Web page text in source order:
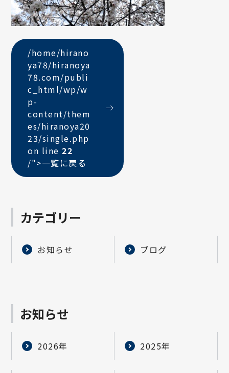
/home/hirano
ya78/hiranoya
78.com/publi
c_html/wp/w
p-
content/them
es/hiranoya20
23/single.php
on line22
/">一覧に戻る
カテゴリー
お知らせ ブログ
お知らせ
2026年 2025年